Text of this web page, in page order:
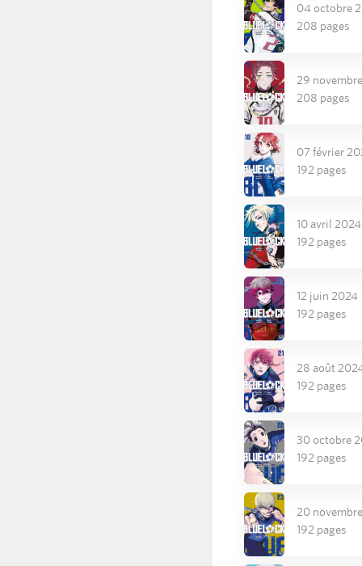
04 octobre
208 pages
29
208 pages
07 février
192 pages
10 avril 2024
192 pages
12 juin 2024
192 pages
28 août
192 pages
30 octobre
192 pages
20
192 pages